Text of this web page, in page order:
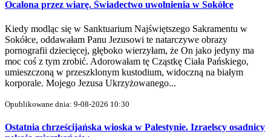
Ocalona przez wiarę. Świadectwo uwolnienia w Sokółce
Kiedy modląc się w Sanktuarium Najświętszego Sakramentu w
Sokółce, oddawałam Panu Jezusowi te natarczywe obrazy
pornografii dziecięcej, głęboko wierzyłam, że On jako jedyny ma
moc coś z tym zrobić. Adorowałam tę Cząstkę Ciała Pańskiego,
umieszczoną w przeszklonym kustodium, widoczną na białym
korporale. Mojego Jezusa Ukrzyżowanego...
Opublikowane dnia: 9-08-2026 10:30
Ostatnia chrześcijańska wioska w Palestynie. Izraelscy osadnicy